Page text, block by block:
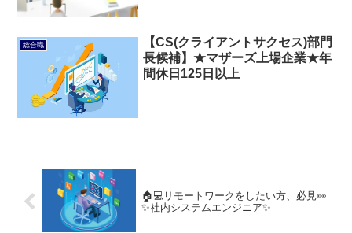
総合職
【CS(クライアントサクセス)部門
長候補】★マザーズ上場企業★年
間休日125日以上
🏠💻リモートワークをしたい方、必見👀
✨社内システムエンジニア✨